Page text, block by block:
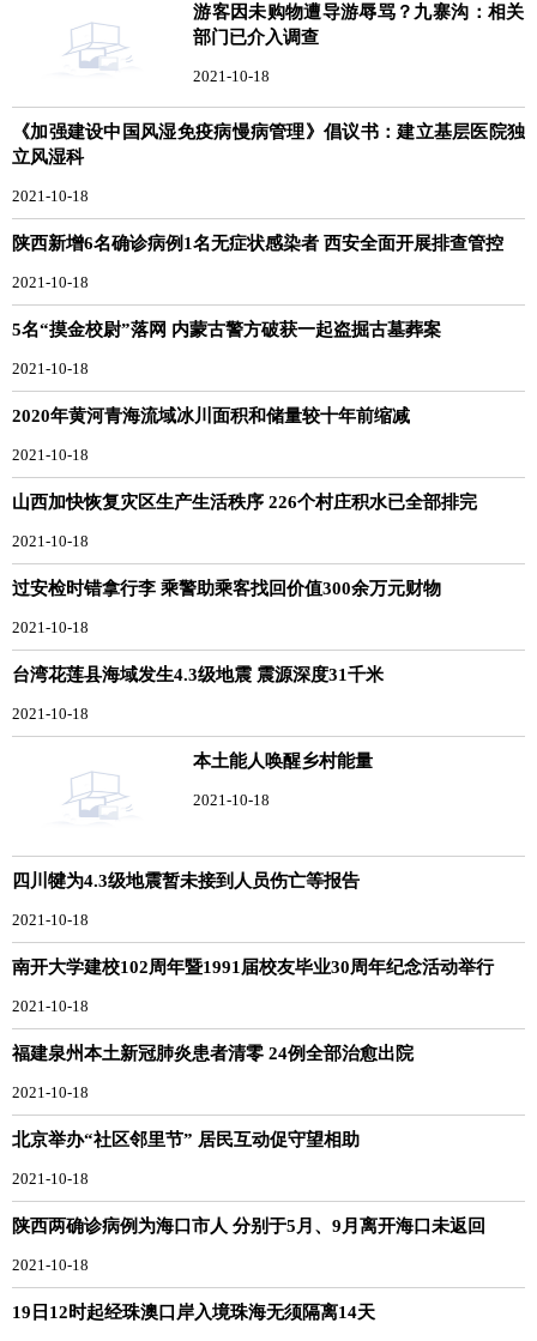
游客因未购物遭导游辱骂？九寨沟：相关
部门已介入调查
2021-10-18
《加强建设中国风湿免疫病慢病管理》倡议书：建立基层医院独
立风湿科
2021-10-18
陕西新增6名确诊病例1名无症状感染者 西安全面开展排查管控
2021-10-18
5名“摸金校尉”落网 内蒙古警方破获一起盗掘古墓葬案
2021-10-18
2020年黄河青海流域冰川面积和储量较十年前缩减
2021-10-18
山西加快恢复灾区生产生活秩序 226个村庄积水已全部排完
2021-10-18
过安检时错拿行李 乘警助乘客找回价值300余万元财物
2021-10-18
台湾花莲县海域发生4.3级地震 震源深度31千米
2021-10-18
本土能人唤醒乡村能量
2021-10-18
四川犍为4.3级地震暂未接到人员伤亡等报告
2021-10-18
南开大学建校102周年暨1991届校友毕业30周年纪念活动举行
2021-10-18
福建泉州本土新冠肺炎患者清零 24例全部治愈出院
2021-10-18
北京举办“社区邻里节” 居民互动促守望相助
2021-10-18
陕西两确诊病例为海口市人 分别于5月、9月离开海口未返回
2021-10-18
19日12时起经珠澳口岸入境珠海无须隔离14天